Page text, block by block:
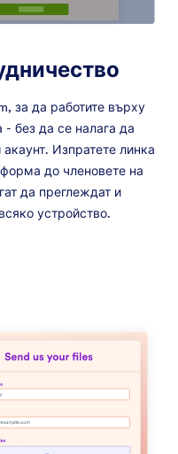
за да работите върху
- без да се налага да
Изпратете линка
до членовете на
да преглеждат и
устройство.